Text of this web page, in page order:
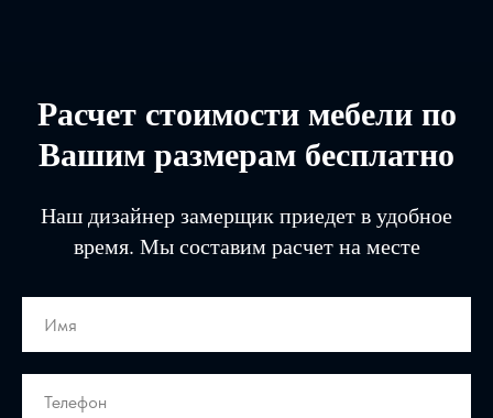
Расчет стоимости мебели по
Вашим размерам бесплатно
Наш дизайнер замерщик приедет в удобное
время. Мы составим расчет на месте